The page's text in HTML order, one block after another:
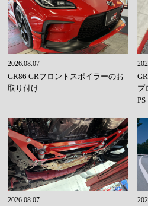
2026.08.07
GR86 GRフロントスポイラーのお
取り付け
プ
PS
2026.08.07